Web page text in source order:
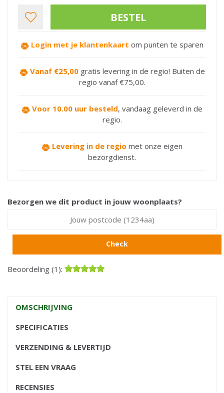
Login met je klantenkaart om punten te sparen
Vanaf €25,00gratis levering in de regio! Buiten de
regio vanaf €75,00.
Voor 10.00 uur besteld, vandaag geleverd in de
regio.
Levering in de regio met onze eigen
bezorgdienst.
Bezorgen we dit product in jouw woonplaats?
Check
Beoordeling (1):
OMSCHRIJVING
SPECIFICATIES
VERZENDING & LEVERTIJD
STEL EEN VRAAG
RECENSIES